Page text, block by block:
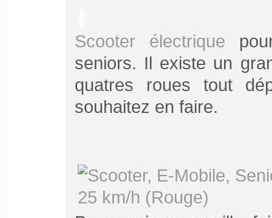
Scooter électrique
seniors. Il existe un
quatres roues tout
souhaitez en faire.